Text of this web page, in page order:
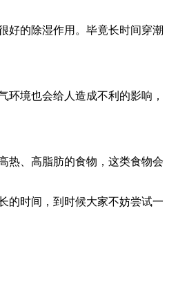
好的除湿作用。毕竟长时间穿潮
境也会给人造成不利的影响，
热、高脂肪的食物，这类食物会
的时间，到时候大家不妨尝试一